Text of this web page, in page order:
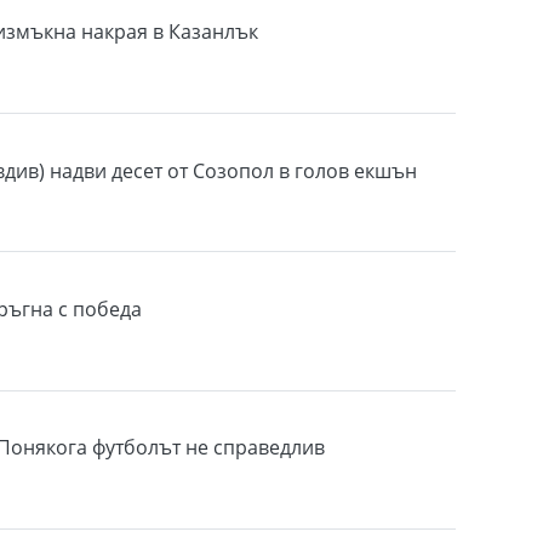
накрая в Казанлък
надви десет от Созопол в голов екшън
с победа
футболът не справедлив